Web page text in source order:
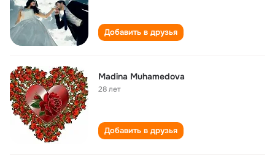
Добавить в друзья
Madina Muhamedova
28 лет
Добавить в друзья